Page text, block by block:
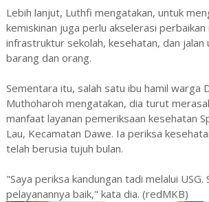
Lebih lanjut, Luthfi mengatakan, untuk
kemiskinan juga perlu akselerasi
infrastruktur sekolah, kesehatan, dan jalan
barang dan orang.
Sementara itu, salah satu ibu hamil warga
Muthoharoh mengatakan, dia turut
manfaat layanan pemeriksaan kesehatan
Lau, Kecamatan Dawe. Ia periksa
telah berusia tujuh bulan.
"Saya periksa kandungan tadi melalui USG.
pelayanannya baik," kata dia. (redMKB)